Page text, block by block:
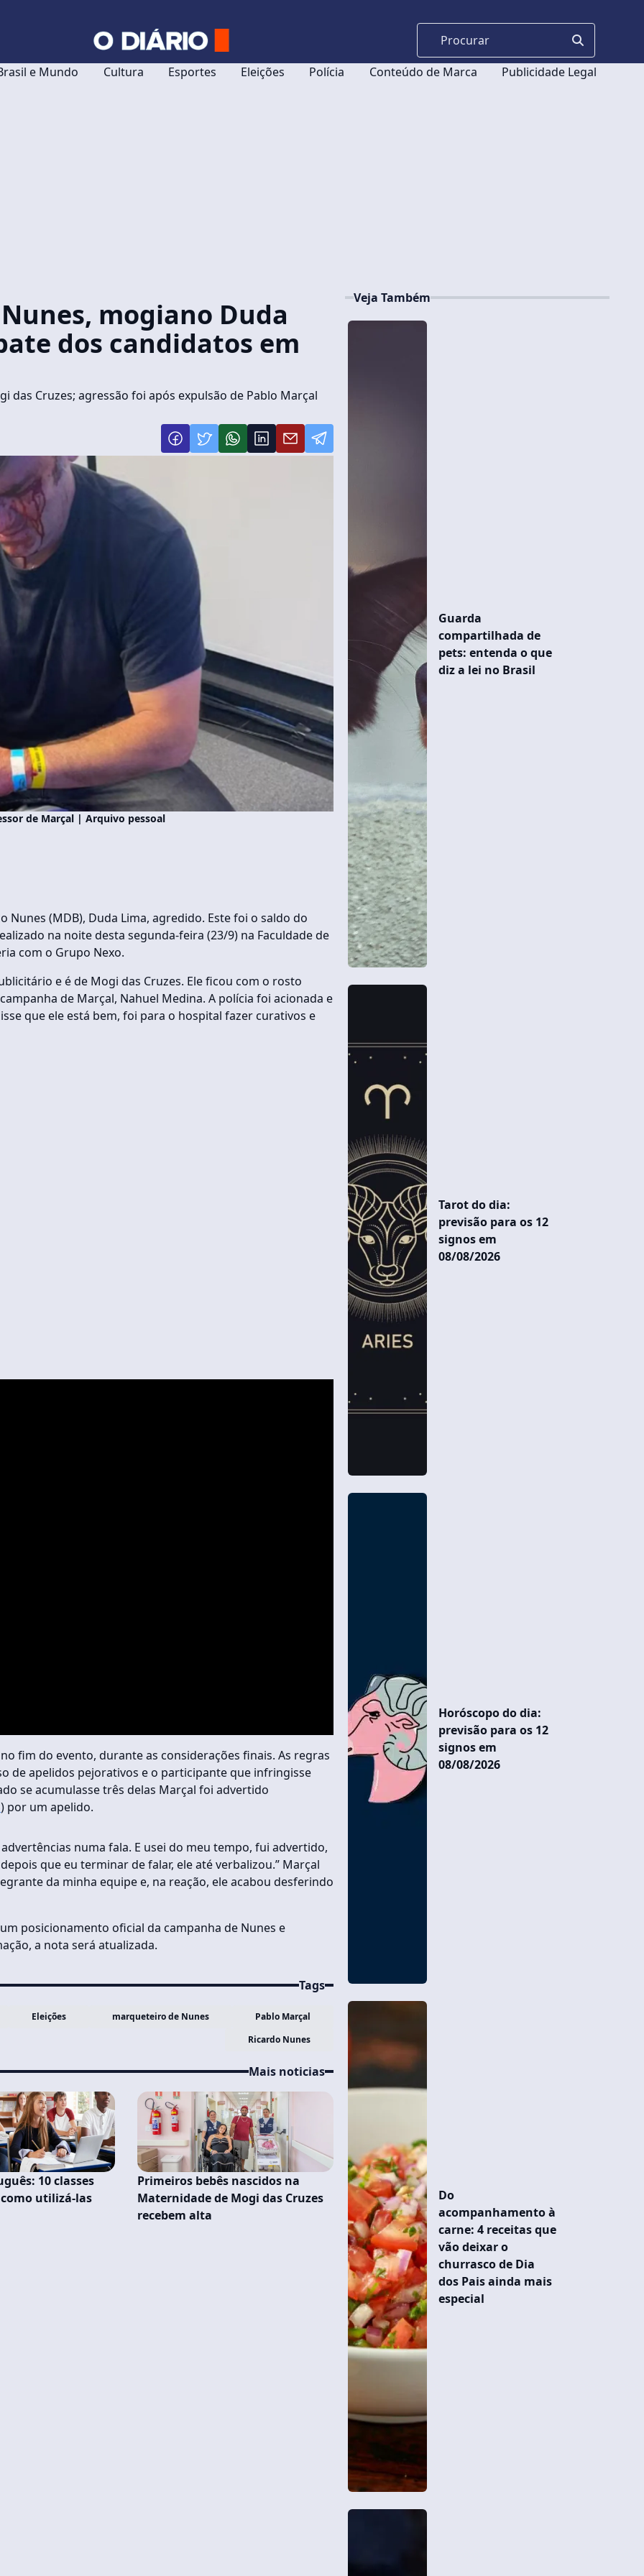
e Mundo Cultura Esportes Eleições Polícia Conteúdo de Marca Publicidade Legal
mogiano Duda
dos candidatos em
Cruzes; agressão foi após expulsão de Pablo Marçal
de Marçal | Arquivo pessoal
Nunes (MDB), Duda Lima, agredido. Este foi o saldo do
na noite desta segunda-feira (23/9) na Faculdade de
com o Grupo Nexo.
e é de Mogi das Cruzes. Ele ficou com o rosto
de Marçal, Nahuel Medina. A polícia foi acionada e
que ele está bem, foi para o hospital fazer curativos e
fim do evento, durante as considerações finais. As regras
de apelidos pejorativos e o participante que infringisse
se acumulasse três delas Marçal foi advertido
) por um apelido.
numa fala. E usei do meu tempo, fui advertido,
que eu terminar de falar, ele até verbalizou.” Marçal
da minha equipe e, na reação, ele acabou desferindo
posicionamento oficial da campanha de Nunes e
a nota será atualizada.
Tags
Eleições marqueteiro de Nunes
Pablo Marçal
Ricardo Nunes
Mais noticias
10 classes
utilizá-las
Primeiros bebês nascidos na
Maternidade de Mogi das Cruzes
recebem alta
Veja Também
Guarda
compartilhada de
pets: entenda o que
diz a lei no Brasil
Tarot do dia:
previsão para os 12
signos em
08/08/2026
Horóscopo do dia:
previsão para os 12
signos em
08/08/2026
Do
acompanhamento à
carne: 4 receitas que
vão deixar o
churrasco de Dia
dos Pais ainda mais
especial